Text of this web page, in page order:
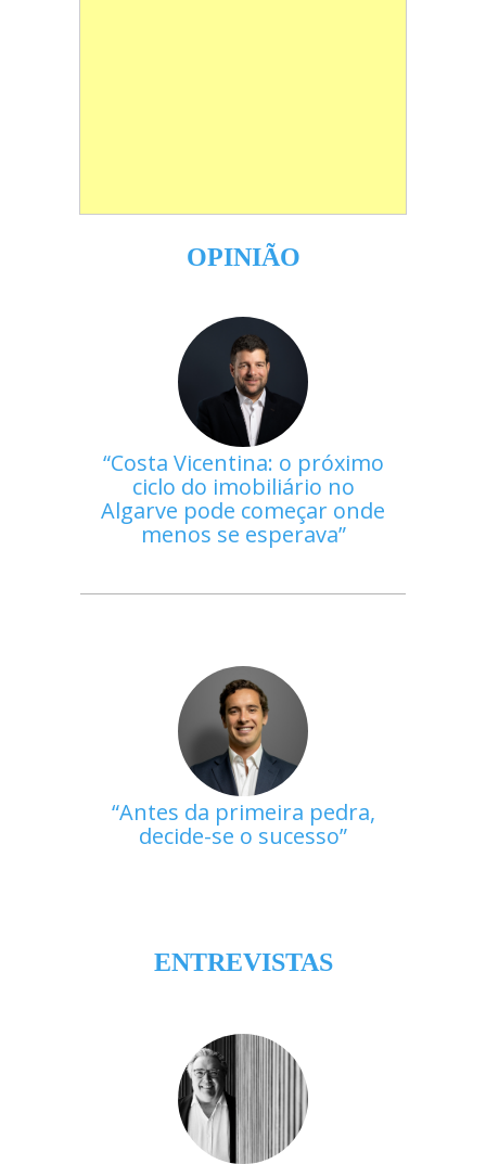
OPINIÃO
Costa Vicentina: o próximo
ciclo do imobiliário no
Algarve pode começar onde
menos se esperava
Antes da primeira pedra,
decide-se o sucesso
ENTREVISTAS